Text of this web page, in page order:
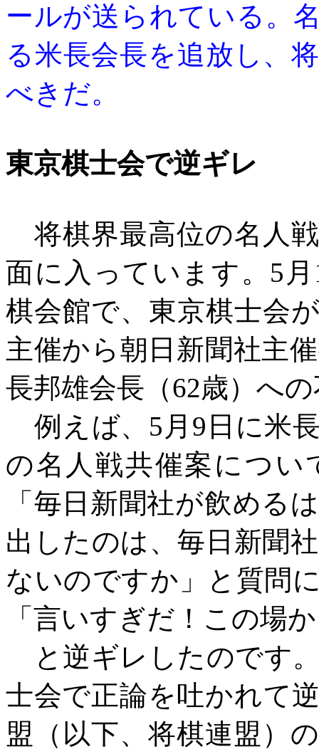
ールが送られている。
る米長会長を追放し、
べきだ。
東京棋士会で逆ギレ
将棋界最高位の名人
面に入っています。 5
棋会館で、東京棋士会
主催から朝日新聞社主
長邦雄会長（62歳）へ
例えば、 5月9日に米
の名人戦共催案につい
「毎日新聞社が飲める
出したのは、毎日新聞
ないのですか」と質問
「言いすぎだ！この場
と逆ギレしたのです
士会で正論を吐かれて
盟（以下、将棋連盟）